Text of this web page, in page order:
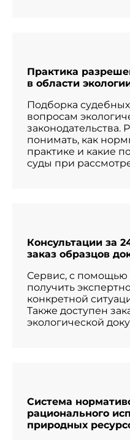
Практика
в области
Подборка
вопросам
законодательства.
понимать, как
практике и какие
суды при
Консультации за
заказ образцов
Сервис, с помощью
получить
конкретной
Также доступен
экологической
Система
рационального
природных